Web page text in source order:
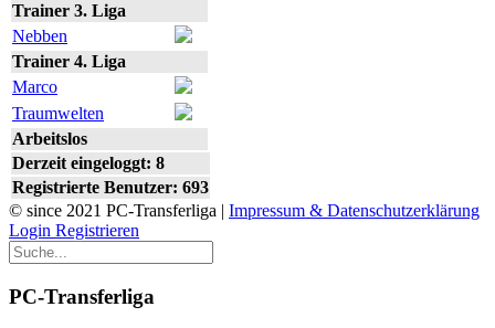
Trainer 3. Liga
Nebben
Trainer 4. Liga
Marco
Traumwelten
Arbeitslos
Derzeit eingeloggt: 8
Registrierte Benutzer: 693
© since 2021 PC-Transferliga | Impressum & Datenschutzerklärung
Login Registrieren
PC-Transferliga